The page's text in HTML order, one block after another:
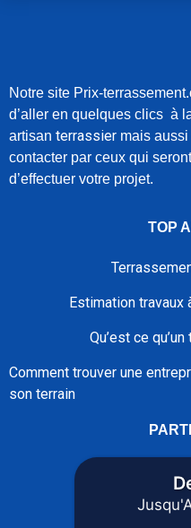
Notre site Prix-
d’aller en quelques clics à
artisan terrassier mais aussi
contacter par ceux qui
d’effectuer votre projet.
TOP
Estimation travaux
Qu’est ce
Comment trouver une
son terrain